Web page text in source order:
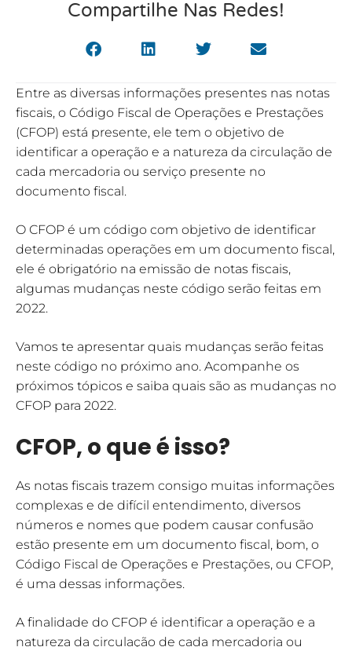
Compartilhe Nas Redes!
Entre as diversas informações presentes nas notas
fiscais, o Código Fiscal de Operações e Prestações
(CFOP) está presente, ele tem o objetivo de
identificar a operação e a natureza da circulação de
cada mercadoria ou serviço presente no
documento fiscal.
O CFOP é um código com objetivo de identificar
determinadas operações em um documento fiscal,
ele é obrigatório na emissão de notas fiscais,
algumas mudanças neste código serão feitas em
2022.
Vamos te apresentar quais mudanças serão feitas
neste código no próximo ano. Acompanhe os
próximos tópicos e saiba quais são as mudanças no
CFOP para 2022.
CFOP, o que é isso?
As notas fiscais trazem consigo muitas informações
complexas e de difícil entendimento, diversos
números e nomes que podem causar confusão
estão presente em um documento fiscal, bom, o
Código Fiscal de Operações e Prestações, ou CFOP,
é uma dessas informações.
A finalidade do CFOP é identificar a operação e a
natureza da circulação de cada mercadoria ou